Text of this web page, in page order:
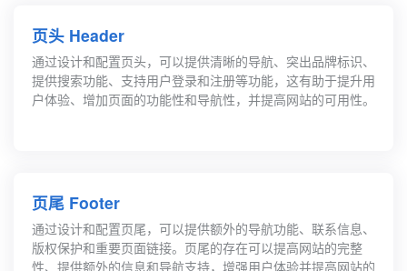
页头 Header
通过设计和配置页头，可以提供清晰的导航、突出品牌标识、
提供搜索功能、支持用户登录和注册等功能，这有助于提升用
户体验、增加页面的功能性和导航性，并提高网站的可用性。
页尾 Footer
通过设计和配置页尾，可以提供额外的导航功能、联系信息、
版权保护和重要页面链接。页尾的存在可以提高网站的完整
性、提供额外的信息和导航支持，增强用户体验并提高网站的